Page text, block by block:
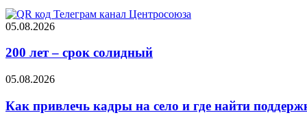
05.08.2026
200 лет – срок солидный
05.08.2026
Как привлечь кадры на село и где найти